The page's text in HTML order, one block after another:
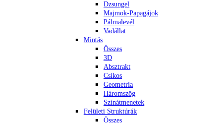
Dzsungel
Majmok-Papagájok
Pálmalevél
Vadállat
Mintás
Összes
3D
Absztrakt
Csíkos
Geometria
Háromszög
Színátmenetek
Felületi Struktúrák
Összes